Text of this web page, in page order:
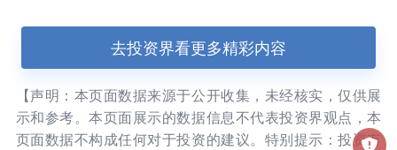
去投资界看更多精彩内容
【声明：本页面数据来源于公开收集，未经核实，仅供展
示和参考。本页面展示的数据信息不代表投资界观点，本
页面数据不构成任何对于投资的建议。特别提示：投资有